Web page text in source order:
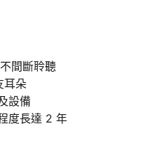
間斷聆聽
耳朵
設備
度長達 2 年